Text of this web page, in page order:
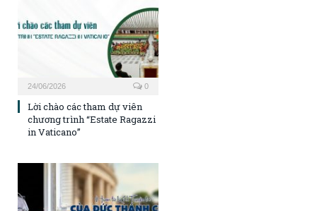
24/06/2026 0
Lời chào các tham dự viên
chương trình “Estate Ragazzi
in Vaticano”